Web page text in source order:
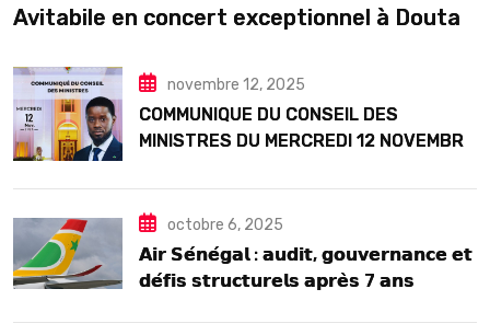
Avitabile en concert exceptionnel à Douta
novembre 12, 2025
COMMUNIQUE DU CONSEIL DES
MINISTRES DU MERCREDI 12 NOVEMBRE
octobre 6, 2025
𝗔𝗶𝗿 𝗦𝗲́𝗻𝗲́𝗴𝗮𝗹 : 𝗮𝘂𝗱𝗶𝘁, 𝗴𝗼𝘂𝘃𝗲𝗿𝗻𝗮𝗻𝗰𝗲 𝗲𝘁
𝗱𝗲́𝗳𝗶𝘀 𝘀𝘁𝗿𝘂𝗰𝘁𝘂𝗿𝗲𝗹𝘀 𝗮𝗽𝗿𝗲̀𝘀 7 𝗮𝗻𝘀